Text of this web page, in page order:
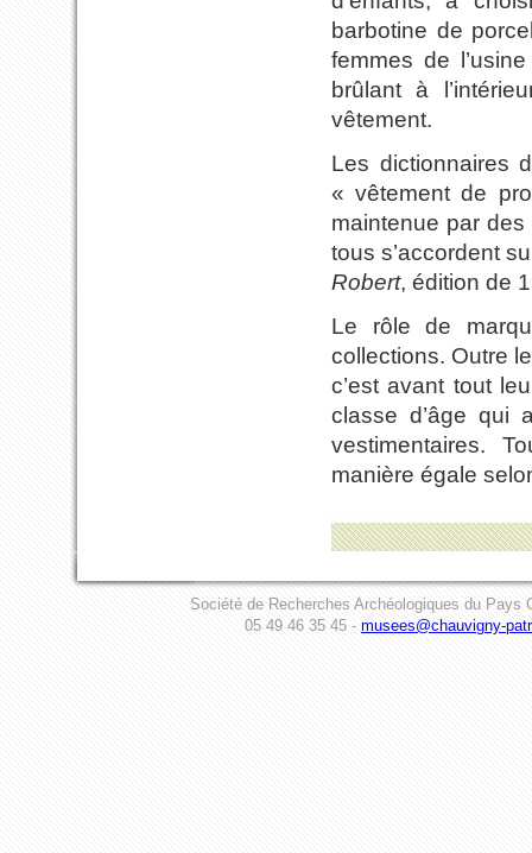
barbotine de
femmes de
brûlant à
vêtement.
Les dictionnaires
« vêtement de
maintenue par
tous s’accordent
Robert, édition de
Le rôle de
collections. Outre
c’est avant tout
classe d’âge qui
vestimentaires.
manière égale
Société de Recherches Archéologiques du Pays
05 49 46 35 45 - musees@chauvigny-